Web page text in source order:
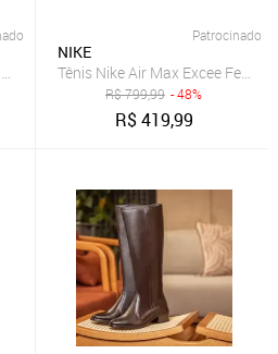
Patrocinado
NIKE
Tênis Nike Air Max Excee
R$799,99 - 48%
R$419,99